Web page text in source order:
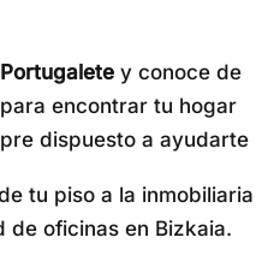
Portugaletey conoce de
encontrar tu hogar
dispuesto a ayudarte
tu piso a la inmobiliaria
de oficinas en Bizkaia.